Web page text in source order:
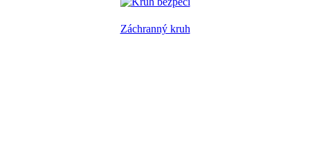
Záchranný kruh